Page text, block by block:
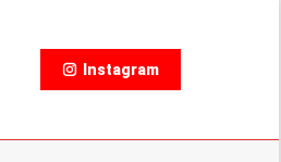
Instagram